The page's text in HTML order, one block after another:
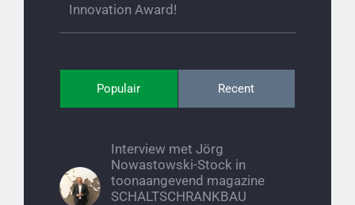
Innovation Award!
Populair Recent
Interview met Jörg
Nowastowski-Stock in
toonaangevend magazine
SCHALTSCHRANKBAU